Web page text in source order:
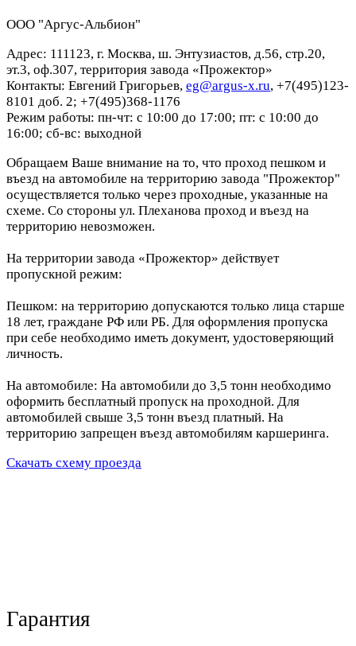
ООО "Аргус-Альбион"
Адрес: 111123, г. Москва, ш. Энтузиастов, д.56, стр.20,
эт.3, оф.307, территория завода «Прожектор»
Контакты: Евгений Григорьев, eg@argus-x.ru, +7(495)123-
8101 доб. 2; +7(495)368-1176
Режим работы: пн-чт: с 10:00 до 17:00; пт: с 10:00 до
16:00; сб-вс: выходной
Обращаем Ваше внимание на то, что проход пешком и
въезд на автомобиле на территорию завода "Прожектор"
осуществляется только через проходные, указанные на
схеме. Со стороны ул. Плеханова проход и въезд на
территорию невозможен.
На территории завода «Прожектор» действует
пропускной режим:
Пешком: на территорию допускаются только лица старше
18 лет, граждане РФ или РБ. Для оформления пропуска
при себе необходимо иметь документ, удостоверяющий
личность.
На автомобиле: На автомобили до 3,5 тонн необходимо
оформить бесплатный пропуск на проходной. Для
автомобилей свыше 3,5 тонн въезд платный. На
территорию запрещен въезд автомобилям каршеринга.
Скачать схему проезда
Гарантия